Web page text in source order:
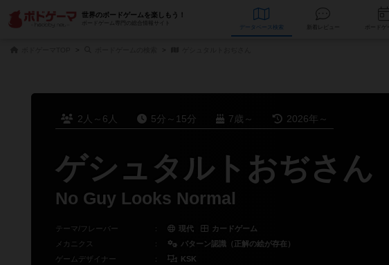
世界のボードゲームを楽しもう！
ボードゲーム専門の総合情報サイト
データベース
2人～6人 5分～15分 7歳～ 2026年～
ゲシュタルトおぢさん
No Guy Looks Normal
テーマ/フレーバー ： 現代
カードゲーム
メカニクス
：
パターン認識（正解の絵が存在）
ゲームデザイナー
： KSK